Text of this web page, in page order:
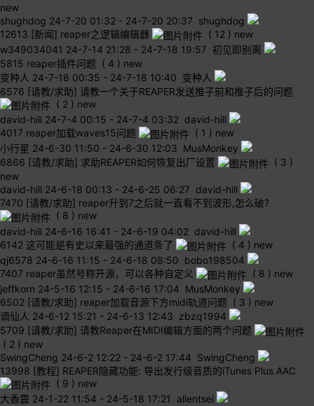
new
shughdog 24-7-20 01:32 - 24-7-20 20:37 shughdog
12613 [新闻] reaper之逻辑编辑器 ( 12 ) new
w349034041 24-7-14 21:28 - 24-7-18 19:57 初见即别离
5815 reaper插件问题 ( 4 ) new
变种人 24-7-18 00:35 - 24-7-18 10:40 变种人
6576 [请教/求助] 请教一个关于REAPER发送推子前和推子后的问题
( 2 ) new
david-hill 24-7-4 00:15 - 24-7-4 03:32 david-hill
4017 reaper加载waves15问题 ( 1 ) new
小行星 24-6-30 11:50 - 24-6-30 12:03 MusMonkey
6866 [请教/求助] 求助REAPER如何恢复出厂设置
( 3 )
new
david-hill 24-6-18 00:13 - 24-6-25 06:27 david-hill
7470 [请教/求助] reaper升到7之后就一直看不到波形,怎么破?
( 8 ) new
david-hill 24-6-16 16:41 - 24-6-19 04:02 david-hill
6142 这可能是有史以来最强的通道条了 ( 4 ) new
qj6578 24-6-16 11:15 - 24-6-18 08:50 bobo198504
7407 reaper虽然号称开源，可以各种自定义 ( 8 ) new
jeffkorn 24-5-16 12:15 - 24-6-16 17:04 MusMonkey
6502 [请教/求助] reaper加载音源下方midi轨道问题 ( 3 ) new
谪仙人 24-6-12 15:21 - 24-6-13 12:43 zbzq1994
5709 [请教/求助] 请教Reaper在MIDI编辑方面的两个问题
( 2 ) new
SwingCheng 24-6-2 12:22 - 24-6-2 17:44 SwingCheng
13998 [教程] REAPER隐藏功能: 导出发行级音质的iTunes Plus AAC
( 9 ) new
大香震 24-1-22 11:54 - 24-5-18 17:21 allentsei